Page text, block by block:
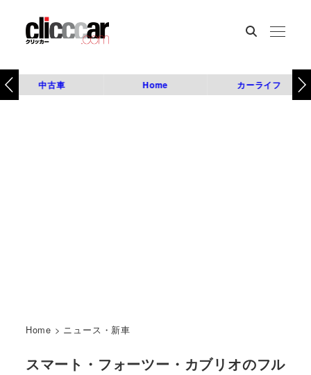
中古車 Home カーライフ
Home > ニュース・新車
スマート・フォーツー・カブリオのフル